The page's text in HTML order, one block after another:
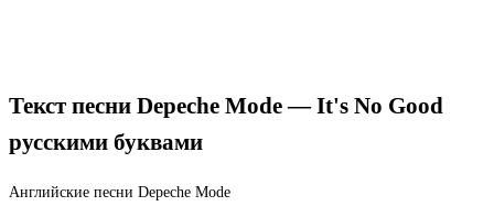
Текст песни Depeche Mode — It's No Good
русскими буквами
Английские песни Depeche Mode